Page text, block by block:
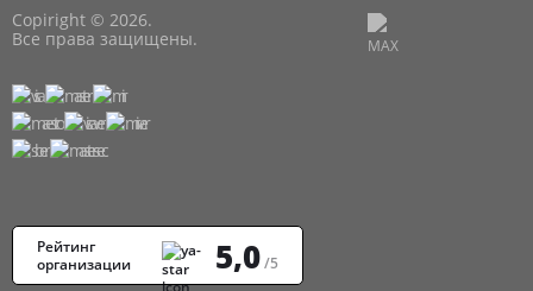
Copiright © 2026.
Все права защищены.
Рейтинг
организации
5,0/5